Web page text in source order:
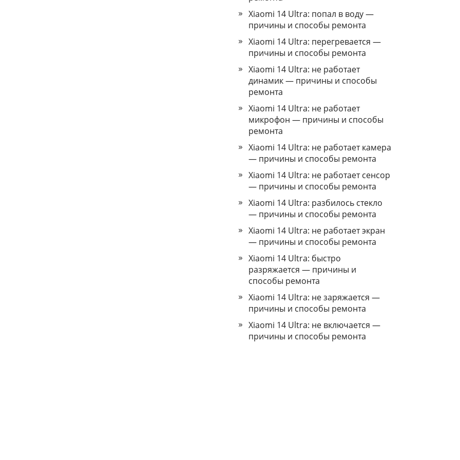
Xiaomi 14 Ultra: попал в воду —
причины и способы ремонта
Xiaomi 14 Ultra: перегревается —
причины и способы ремонта
Xiaomi 14 Ultra: не работает
динамик — причины и способы
ремонта
Xiaomi 14 Ultra: не работает
микрофон — причины и способы
ремонта
Xiaomi 14 Ultra: не работает камера
— причины и способы ремонта
Xiaomi 14 Ultra: не работает сенсор
— причины и способы ремонта
Xiaomi 14 Ultra: разбилось стекло
— причины и способы ремонта
Xiaomi 14 Ultra: не работает экран
— причины и способы ремонта
Xiaomi 14 Ultra: быстро
разряжается — причины и
способы ремонта
Xiaomi 14 Ultra: не заряжается —
причины и способы ремонта
Xiaomi 14 Ultra: не включается —
причины и способы ремонта